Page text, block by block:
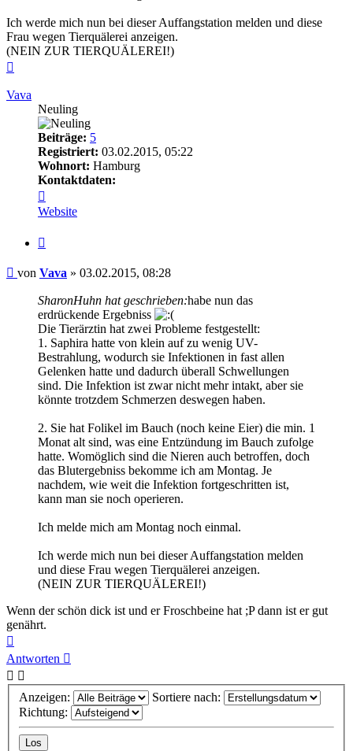
Ich werde mich nun bei dieser Auffangstation melden und diese
Frau wegen Tierquälerei anzeigen.
(NEIN ZUR TIERQUÄLEREI!)
Vava
Neuling
Beiträge: 5
Registriert: 03.02.2015, 05:22
Wohnort: Hamburg
Kontaktdaten:
von
Vava
Website
Beitrag
von Vava » 03.02.2015, 08:28
SharonHuhn hat geschrieben:habe nun das
erdrückende Ergebniss
Die Tierärztin hat zwei Probleme festgestellt:
1. Saphira hatte von klein auf zu wenig UV-
Bestrahlung, wodurch sie Infektionen in fast allen
Gelenken hatte und dadurch überall Schwellungen
sind. Die Infektion ist zwar nicht mehr intakt, aber sie
könnte trotzdem Schmerzen deswegen haben.
2. Sie hat Folikel im Bauch (noch keine Eier) die min. 1
Monat alt sind, was eine Entzündung im Bauch zufolge
hatte. Womöglich sind die Nieren auch betroffen, doch
das Blutergebniss bekomme ich am Montag. Je
nachdem, wie weit die Infektion fortgeschritten ist,
kann man sie noch operieren.
Ich melde mich am Montag noch einmal.
Ich werde mich nun bei dieser Auffangstation melden
und diese Frau wegen Tierquälerei anzeigen.
(NEIN ZUR TIERQUÄLEREI!)
Wenn der schön dick ist und er Froschbeine hat ;P dann ist er gut
genährt.
oben
Antworten
Anzeigen:
Sortiere nach:
Richtung: